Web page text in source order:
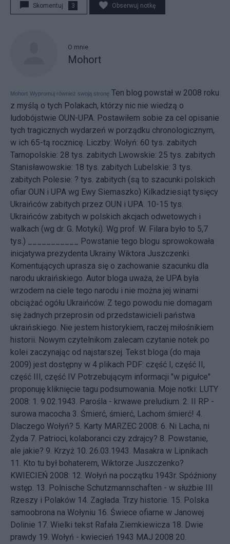
Skomentuj 3 Obserwuj notkę
O mnie
Mohort
Mohort Wypromuj również swoją stronę Ten blog powstał w 2008 roku
z myślą o tych Polakach, którzy nic nie wiedzą o
ludobójstwie OUN-UPA. Postawiłem sobie za cel opisanie
tych tragicznych wydarzeń w porządku chronologicznym,
w ich 65-tą rocznicę. Liczby: Wołyń: 60 tys. zabitych
Tarnopolskie: 28 tys. zabitych Lwowskie: 25 tys. zabitych
Stanisławowskie: 18 tys. zabitych Lubelskie: 3 tys.
zabitych Polesie: ? tys. zabitych (są to szacunki polskich
ofiar OUN i UPA wg Ewy Siemaszko) Kilkadziesiąt tysięcy
Ukraińców zabitych przez OUN i UPA. 10-15 tys.
Ukraińców zabitych w polskich akcjach odwetowych i
walkach (wg dr. G. Motyki). Wg prof. W. Filara było to 5,7
tys.) ___________ Powstanie tego blogu sprowokowała
inicjatywa prezydenta Ukrainy Wiktora Juszczenki.
Komentujących uprasza się o zachowanie szacunku dla
narodu ukraińskiego. Autor bloga uważa, że UPA była
wrzodem na ciele tego narodu i nie można jej winami
obciążać ogółu Ukraińców. Z tego powodu nie domagam
się żadnych przeprosin od przedstawicieli państwa
ukraińskiego. Nie jestem historykiem, raczej miłośnikiem
historii. Nowym czytelnikom zalecam czytanie notek po
kolei zaczynając od najstarszej. Tekst bloga (do maja
2009) jest dostępny w 4 plikach PDF: część I, część II,
część III, część IV Potrzebującym informacji "w pigułce"
proponuję kliknięcie tagu podsumowania. Moje notki: LUTY
2008: 1. 9.02.1943. Parośla - krwawe preludium. 2. II RP -
surowa macocha 3. Śmierć, śmierć, Lachom śmierć! 4.
Dlaczego Wołyń? 5. Karty MARZEC 2008: 6. Ni Lacha, ni
Żyda 7. Patrioci, kolaboranci czy zdrajcy? 8. Powstanie,
ale jakie? 9. Krzyż 10. 26.03.1943. Masakra w Lipnikach
11. Kto tu był bohaterem, Wiktorze Juszczenko?
KWIECIEŃ 2008: 12. Wołyń na początku 1943r. Spóźniony
wstęp. 13. Polnische Schutzmannschaften - w służbie III
Rzeszy i Polaków 14. Zagłada. Trzy historie. 15. Polska
samoobrona na Wołyniu 16. Świece ofiarne w Janowej
Dolinie 17. Wielki tekst Rafała Ziemkiewicza 18. Dwie
prawdy 19. Wołyń - kwiecień 1943 MAJ 2008 20.